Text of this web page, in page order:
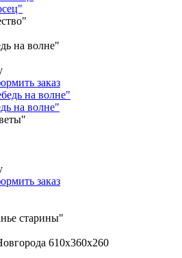
на волне"
заказ
на волне"
заказ
старины"
610х360х260